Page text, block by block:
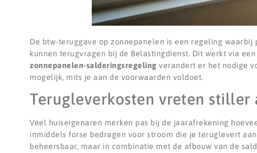
De btw-teruggave op zonnepanelen is een regeling
kunnen terugvragen bij de Belastingdienst. Dit werkt via
zonnepanelen-salderingsregeling verandert er het nodige
mogelijk, mits je aan de voorwaarden voldoet.
Terugleverkosten vreten
Veel huiseigenaren merken pas bij de jaarafrekening
inmiddels forse bedragen voor stroom die je teruglevert
beheersbaar, maar in combinatie met de afbouw van de